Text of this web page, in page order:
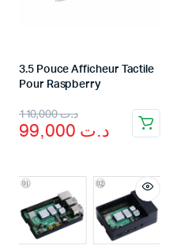
3.5 Pouce Afficheur Tactile
Pour Raspberry
د.ت110,000
Original
price
د.ت 110,000.
د.ت
Current
price